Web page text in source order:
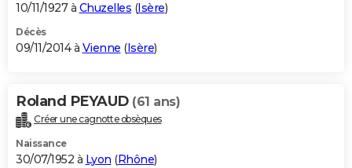
10/11/1927 à Chuzelles (Isère)
Décès
09/11/2014 à Vienne (Isère)
Roland PEYAUD (61 ans)
Créer une cagnotte obsèques
Naissance
30/07/1952 à Lyon (Rhône)